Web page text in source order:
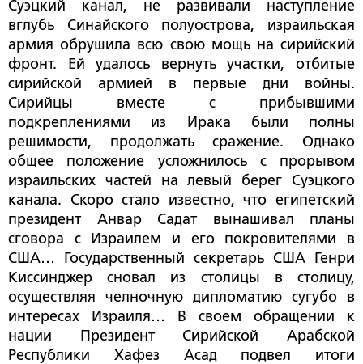
Суэцкий канал, не развивали наступление
вглубь Синайского полуострова, израильская
армия обрушила всю свою мощь на сирийский
фронт. Ей удалось вернуть участки, отбитые
сирийской армией в первые дни войны.
Сирийцы вместе с прибывшими
подкреплениями из Ирака были полны
решимости, продолжать сражение. Однако
общее положение усложнилось с прорывом
израильских частей на левый берег Суэцкого
канала. Скоро стало известно, что египетский
президент Анвар Садат вынашивал планы
сговора с Израилем и его покровителями в
США… Государственный секретарь США Генри
Киссинджер сновал из столицы в столицу,
осуществляя челночную дипломатию сугубо в
интересах Израиля… В своем обращении к
нации Президент Сирийской Арабской
Республики Хафез Асад подвел итоги